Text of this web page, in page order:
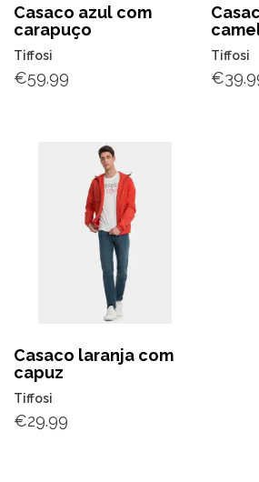
Casaco azul com
carapuço
Tiffosi
€59.99
Tiffosi
€
Casaco laranja com
capuz
Tiffosi
€29.99